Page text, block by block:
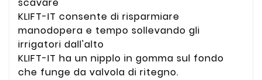
KLIFT-IT consente di risparmiare
manodopera e tempo sollevando gli
irrigatori dall'alto
KLIFT-IT ha un nipplo in gomma sul fondo
che funge da valvola di ritegno.